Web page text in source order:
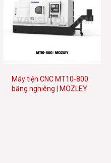
Máy tiện CNC MT10-800
băng nghiêng | MOZLEY